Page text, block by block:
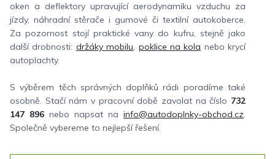
oken a deflektory upravující aerodynamiku vzduchu za
jízdy, náhradní stěrače i gumové či textilní autokoberce.
Za pozornost stojí praktické vany do kufru, stejně jako
další drobnosti: držáky mobilu, poklice na kola nebo krycí
autoplachty.
S výběrem těch správných doplňků rádi poradíme také
osobně. Stačí nám v pracovní době zavolat na číslo 732
147 896 nebo napsat na info@autodoplnky-obchod.cz.
Společně vybereme to nejlepší řešení.